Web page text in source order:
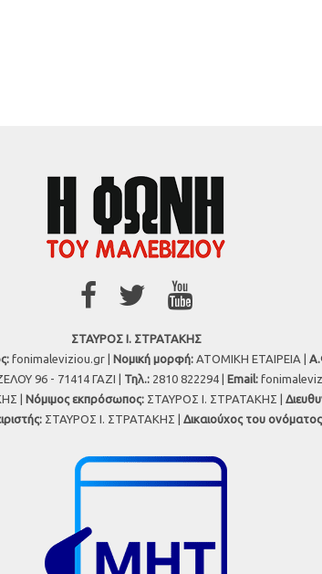
ΣΤΑΥΡΟΣ Ι. ΣΤΡΑΤΑΚΗΣ
fonimaleviziou.gr | Νομική μορφή: ΑΤΟΜΙΚΗ ΕΤΑΙΡΕΙΑ |
96 - 71414 ΓΑΖΙ | Τηλ.: 2810 822294 | Εmail:
| Νόμιμος εκπρόσωπος: ΣΤΑΥΡΟΣ Ι. ΣΤΡΑΤΑΚΗΣ |
ΣΤΑΥΡΟΣ Ι. ΣΤΡΑΤΑΚΗΣ | Δικαιούχος του